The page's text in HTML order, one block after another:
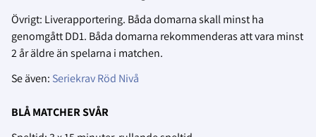
Övrigt: Liverapportering. Båda domarna skall minst ha
genomgått DD1. Båda domarna rekommenderas att vara minst
2 år äldre än spelarna i matchen.
Se även: Seriekrav Röd Nivå
BLÅ MATCHER SVÅR